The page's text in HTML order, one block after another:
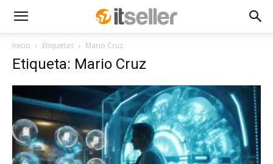
Inicio Etiquetas Mario Cruz
Etiqueta: Mario Cruz